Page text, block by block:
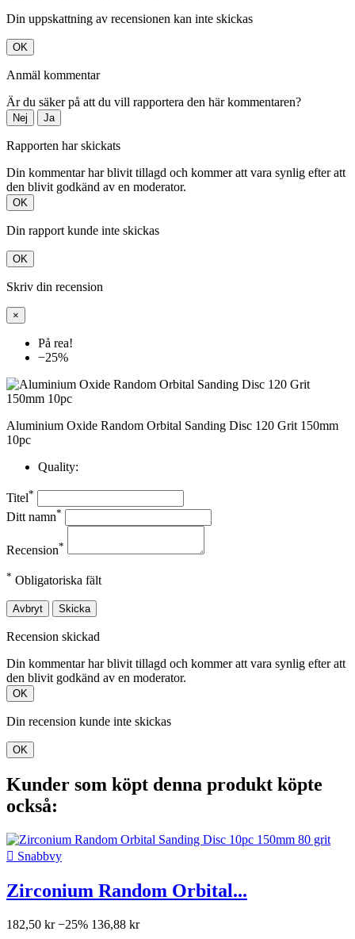
Din uppskattning av recensionen kan inte skickas
OK
Anmäl kommentar
Är du säker på att du vill rapportera den här kommentaren?
Nej Ja
Rapporten har skickats
Din kommentar har blivit tillagd och kommer att vara synlig efter att
den blivit godkänd av en moderator.
OK
Din rapport kunde inte skickas
OK
Skriv din recension
×
På rea!
−25%
Aluminium Oxide Random Orbital Sanding Disc 120 Grit 150mm
10pc
Quality:
Titel*
Ditt namn*
Recension*
* Obligatoriska fält
Avbryt Skicka
Recension skickad
Din kommentar har blivit tillagd och kommer att vara synlig efter att
den blivit godkänd av en moderator.
OK
Din recension kunde inte skickas
OK
Kunder som köpt denna produkt köpte
också:
 Snabbvy
Zirconium Random Orbital...
182,50 kr −25% 136,88 kr